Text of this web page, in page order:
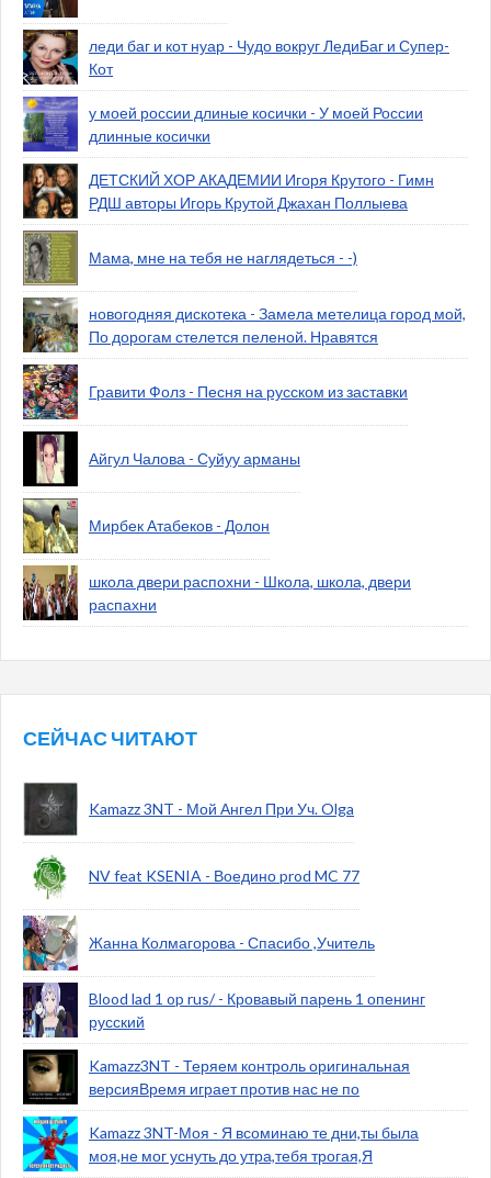
леди баг и кот нуар - Чудо вокруг ЛедиБаг и Супер-
Кот
у моей россии длиные косички - У моей России
длинные косички
ДЕТСКИЙ ХОР АКАДЕМИИ Игоря Крутого - Гимн
РДШ авторы Игорь Крутой Джахан Поллыева
Мама, мне на тебя не наглядеться - -)
новогодняя дискотека - Замела метелица город мой,
По дорогам стелется пеленой. Нравятся
Гравити Фолз - Песня на русском из заставки
Айгул Чалова - Суйуу арманы
Мирбек Атабеков - Долон
школа двери распохни - Школа, школа, двери
распахни
СЕЙЧАС ЧИТАЮТ
Kamazz 3NT - Мой Ангел При Уч. Olga
NV feat KSENIA - Воедино prod MC 77
Жанна Колмагорова - Спасибо ,Учитель
Blood lad 1 op rus/ - Кровавый парень 1 опенинг
русский
Kamazz3NT - Теряем контроль оригинальная
версияВремя играет против нас не по
Kamazz 3NT-Моя - Я всоминаю те дни,ты была
моя,не мог уснуть до утра,тебя трогая,Я